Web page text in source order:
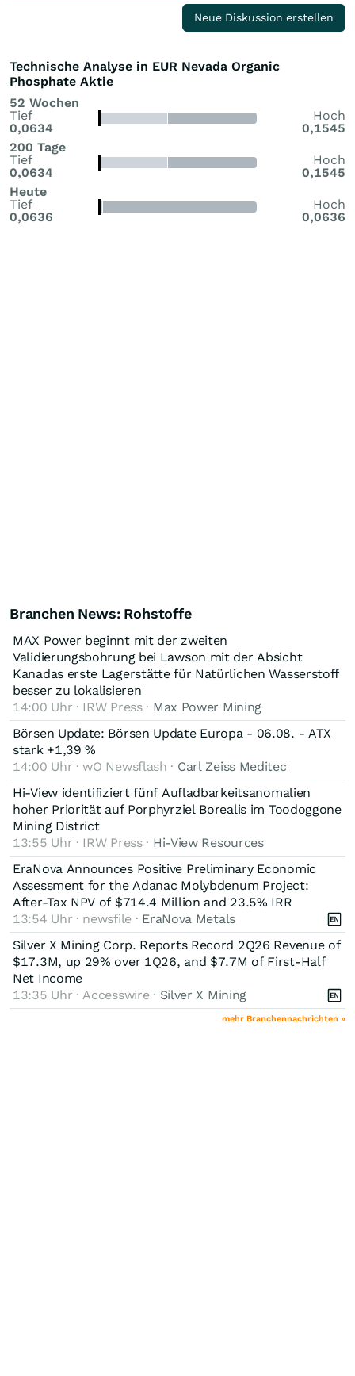
Neue Diskussion erstellen
Technische Analyse in EUR Nevada Organic
Phosphate Aktie
52 Wochen
Tief
0,0634
Hoch
0,1545
200 Tage
Tief
0,0634
Hoch
0,1545
Heute
Tief
0,0636
Hoch
0,0636
Branchen News: Rohstoffe
MAX Power beginnt mit der zweiten
Validierungsbohrung bei Lawson mit der Absicht
Kanadas erste Lagerstätte für Natürlichen Wasserstoff
besser zu lokalisieren
14:00 Uhr · IRW Press · Max Power Mining
Börsen Update: Börsen Update Europa - 06.08. - ATX
stark +1,39 %
14:00 Uhr · wO Newsflash · Carl Zeiss Meditec
Hi-View identifiziert fünf Aufladbarkeitsanomalien
hoher Priorität auf Porphyrziel Borealis im Toodoggone
Mining District
13:55 Uhr · IRW Press · Hi-View Resources
EraNova Announces Positive Preliminary Economic
Assessment for the Adanac Molybdenum Project:
After-Tax NPV of $714.4 Million and 23.5% IRR
13:54 Uhr · newsfile · EraNova Metals
Silver X Mining Corp. Reports Record 2Q26 Revenue of
$17.3M, up 29% over 1Q26, and $7.7M of First-Half
Net Income
13:35 Uhr · Accesswire · Silver X Mining
mehr Branchennachrichten »